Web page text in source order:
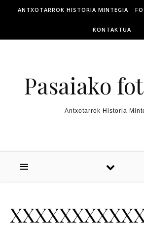
ANTXOTARROK HISTORIA MINTEGIA
KONTAKTUA
Pasaiako
Antxotarrok Historia